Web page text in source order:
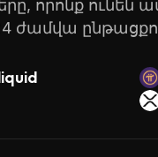
որոնք ունեն
ժամվա